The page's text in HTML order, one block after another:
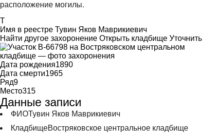
расположение могилы.
Т
Имя в реестре Тувин Яков Маврикиевич
Найти другое захоронение Открыть кладбище Уточнить
Дата рождения1890
Дата смерти1965
Ряд9
Место315
Данные записи
ФИОТувин Яков Маврикиевич
КладбищеВостряковское центральное кладбище